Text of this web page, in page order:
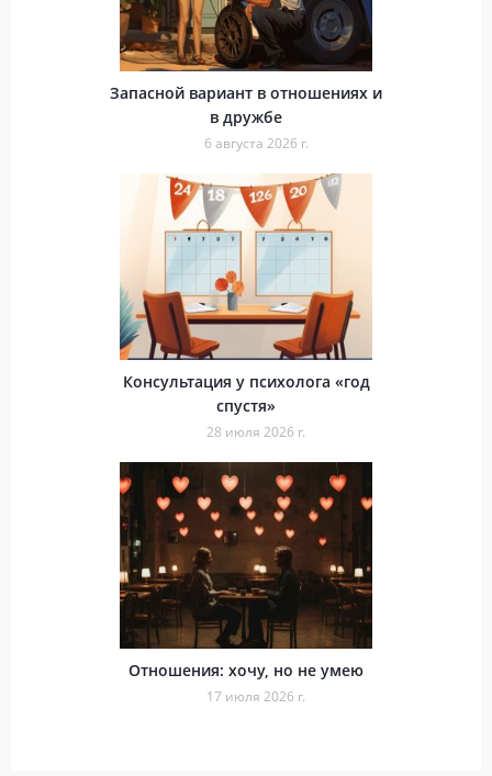
Запасной вариант в отношениях и
в дружбе
6 августа 2026 г.
Консультация у психолога «год
спустя»
28 июля 2026 г.
Отношения: хочу, но не умею
17 июля 2026 г.